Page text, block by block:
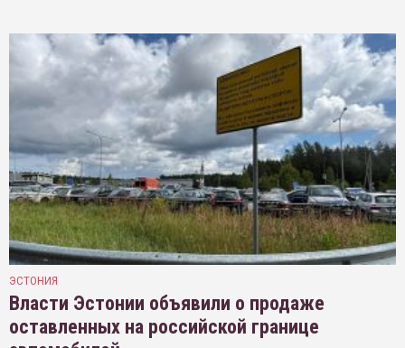
ЭСТОНИЯ
Власти Эстонии объявили о продаже
оставленных на российской границе